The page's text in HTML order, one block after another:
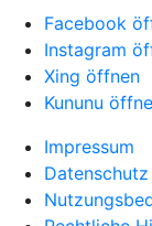
Facebook
Instagram
Xing öffnen
Kununu
Impressum
Datenschutz